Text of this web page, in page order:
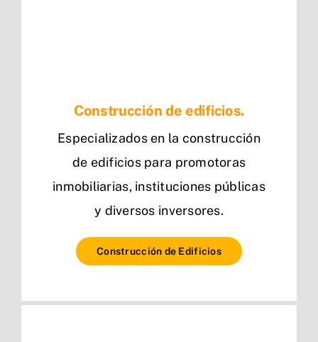
Construcción de edificios.
Especializados en la construcción
de edificios para promotoras
inmobiliarias, instituciones públicas
y diversos inversores.
Construcción de Edificios